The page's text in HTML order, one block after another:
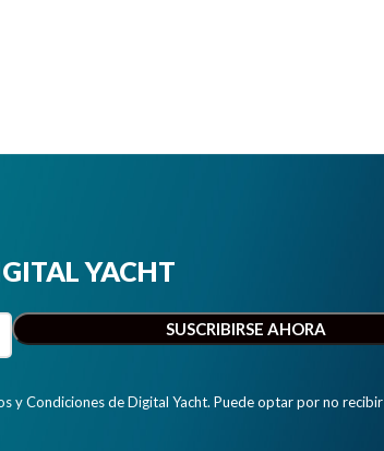
YACHT
y Condiciones de Digital Yacht. Puede optar por no recibir